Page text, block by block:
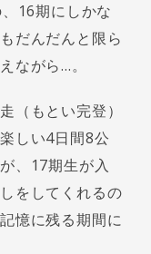
16期にしかな
だんだんと限ら
ながら…。
（もとい完登）
しい4日間8公
、17期生が入
をしてくれるの
憶に残る期間に